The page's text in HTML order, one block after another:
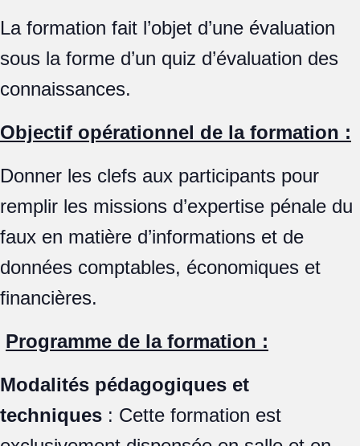
La formation fait l’objet d’une évaluation
sous la forme d’un quiz d’évaluation des
connaissances.
Objectif opérationnel de la formation :
Donner les clefs aux participants pour
remplir les missions d’expertise pénale du
faux en matière d’informations et de
données comptables, économiques et
financières.
Programme de la formation :
Modalités pédagogiques et
techniques : Cette formation est